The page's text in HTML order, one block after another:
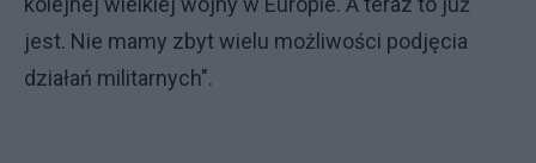
jest. Nie mamy zbyt wielu możliwości podjęcia
działań militarnych".